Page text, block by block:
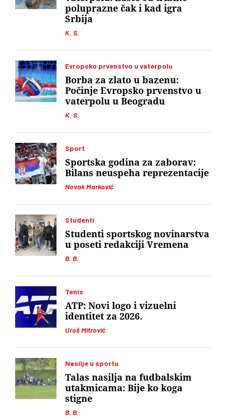
K. S.
poluprazne čak i kad igra
Srbija
Evropsko prvenstvo u vaterpolu
K. S.
Borba za zlato u bazenu:
Počinje Evropsko prvenstvo u
vaterpolu u Beogradu
Sport
Novak Marković
Sportska godina za zaborav:
Bilans neuspeha reprezentacije
Studenti
B. B.
Studenti sportskog novinarstva
u poseti redakciji Vremena
Tenis
Uroš Mitrović
ATP: Novi logo i vizuelni
identitet za 2026.
Nasilje u sportu
B. B.
Talas nasilja na fudbalskim
utakmicama: Bije ko koga
stigne